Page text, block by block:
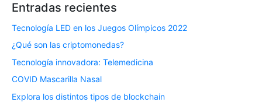
Entradas recientes
Tecnología LED en los Juegos Olímpicos 2022
¿Qué son las criptomonedas?
Tecnología innovadora: Telemedicina
COVID Mascarilla Nasal
Explora los distintos tipos de blockchain